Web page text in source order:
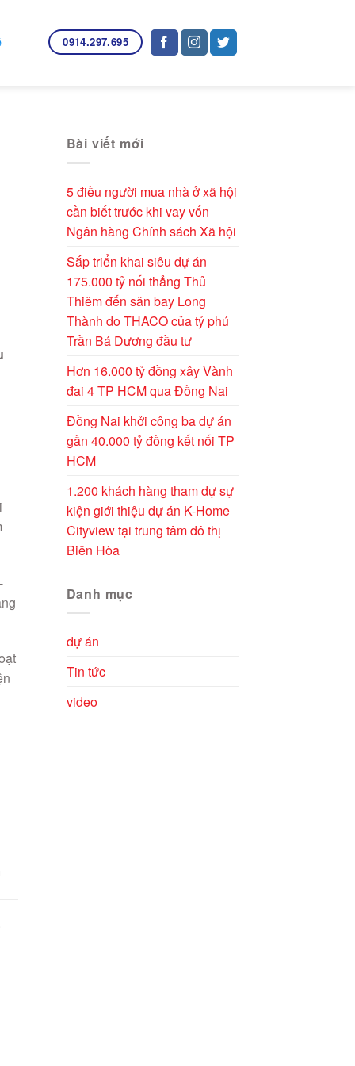
0914.297.695
Bài viết mới
5 điều người mua nhà ở xã hội
cần biết trước khi vay vốn
Ngân hàng Chính sách Xã hội
Sắp triển khai siêu dự án
175.000 tỷ nối thẳng Thủ
Thiêm đến sân bay Long
Thành do THACO của tỷ phú
Trần Bá Dương đầu tư
Hơn 16.000 tỷ đồng xây Vành
đai 4 TP HCM qua Đồng Nai
Đồng Nai khởi công ba dự án
gần 40.000 tỷ đồng kết nối TP
HCM
1.200 khách hàng tham dự sự
kiện giới thiệu dự án K-Home
Cityview tại trung tâm đô thị
Biên Hòa
Danh mục
dự án
Tin tức
video